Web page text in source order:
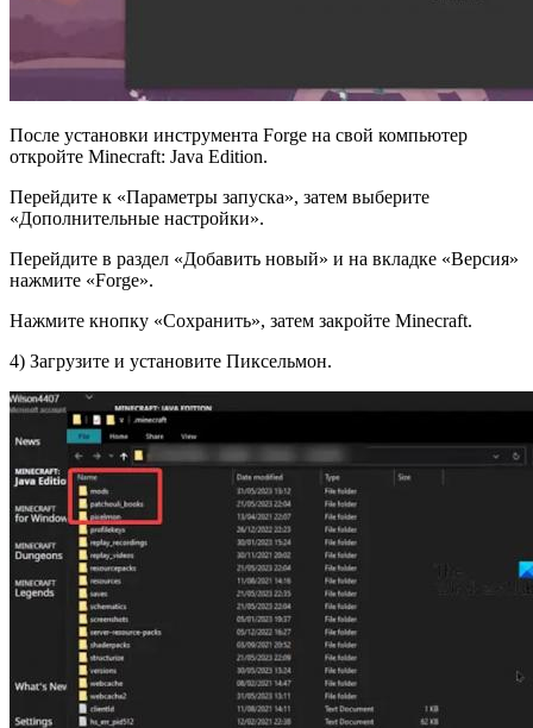
После установки инструмента Forge на свой компьютер
откройте Minecraft: Java Edition.
Перейдите к «Параметры запуска», затем выберите
«Дополнительные настройки».
Перейдите в раздел «Добавить новый» и на вкладке «Версия»
нажмите «Forge».
Нажмите кнопку «Сохранить», затем закройте Minecraft.
4) Загрузите и установите Пиксельмон.